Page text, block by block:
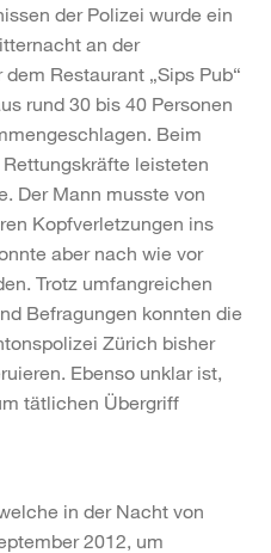
der Polizei wurde ein
an der
Restaurant „Sips Pub“
rund 30 bis 40 Personen
Beim
leisteten
Der Mann musste von
Kopfverletzungen ins
aber nach wie vor
Trotz umfangreichen
Befragungen konnten die
Zürich bisher
Ebenso unklar ist,
tätlichen Übergriff
in der Nacht von
2012, um